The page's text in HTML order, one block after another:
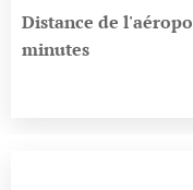
Distance de
minutes